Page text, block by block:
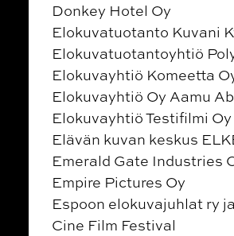
Donkey Hotel Oy
Elokuvatuotanto Kuvani
Elokuvatuotantoyhtiö
Elokuvayhtiö Komeetta
Elokuvayhtiö Oy Aamu Ab
Elokuvayhtiö Testifilmi Oy
Elävän kuvan keskus
Emerald Gate Industries
Empire Pictures Oy
Espoon elokuvajuhlat ry
Cine Film Festival